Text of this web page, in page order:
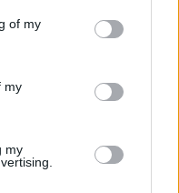
of my
my
my
Shaqueel
komt er nieuw
afstraffing: "Die